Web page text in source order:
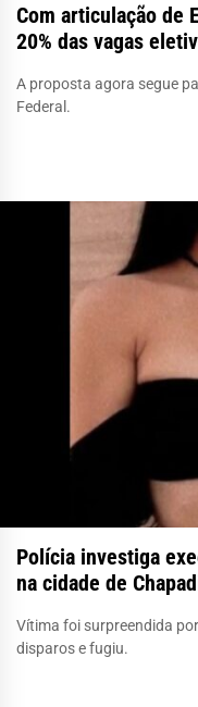
Com articulação de
20% das vagas
A proposta agora segue
Federal.
Polícia investiga
na cidade de
Vítima foi surpreendida
disparos e fugiu.